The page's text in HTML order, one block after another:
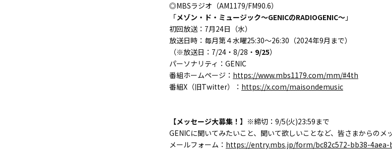
◎MBSラジオ（AM1179/FM90.6）
「メゾン・ド・ミュージック～GENICのRADIOGENIC～ 」
初回放送：7月24日（水）
放送日時：毎月第４水曜25:30～26:30（2024年9月まで）
（※放送日：7/24・8/28・ 9/25）
パーソナリティ：GENIC
番組ホームページ： https://www.mbs1179.com/mm/#4th
番組X（旧Twitter）： https://x.com/maisondemusic
【メッセージ大募集！】 ※締切：9/5(火)23:59まで
GENICに聞いてみたいこと、聞いて欲しいことなど、皆さまからのメ
メールフォーム： https://entry.mbs.jp/form/bc82c572-bb38-4aea-